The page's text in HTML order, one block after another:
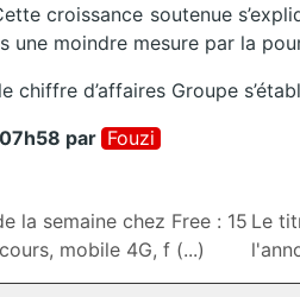
croissance soutenue
une moindre mesure par la
chiffre d’affaires Groupe
par Fouzi
la semaine chez Free : 15
mobile 4G, f (...)
Le